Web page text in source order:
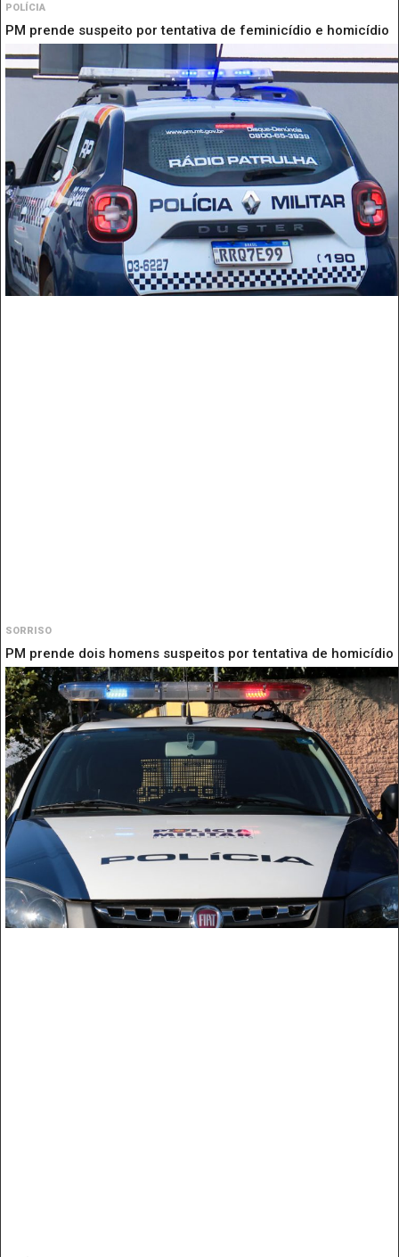
POLÍCIA
PM prende suspeito por tentativa de feminicídio e homicídio
SORRISO
PM prende dois homens suspeitos por tentativa de homicídio